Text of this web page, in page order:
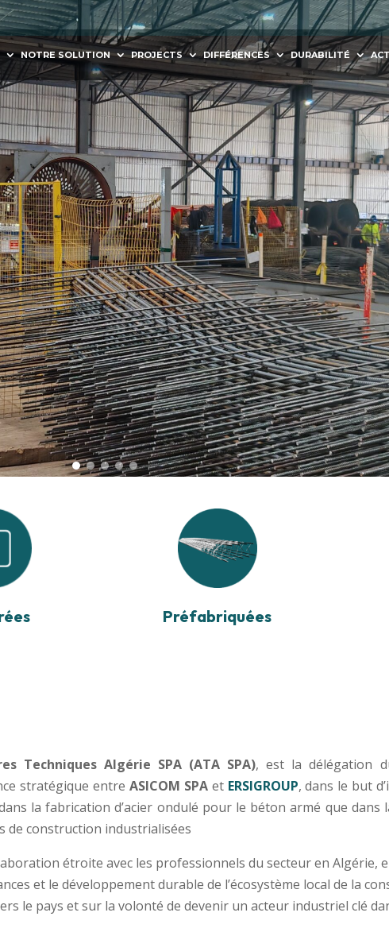
NOTRE SOLUTION PROJECTS DIFFÉRENCES DURABILITÉ
Préfabriquées
Techniques Algérie SPA (ATA SPA), est la délégation
stratégique entre ASICOM SPAet ERSIGROUP, dans le but
la fabrication d’acier ondulé pour le béton armé que dans
de construction industrialisées
étroite avec les professionnels du secteur en Algérie,
et le développement durable de l’écosystème local de la
le pays et sur la volonté de devenir un acteur industriel clé